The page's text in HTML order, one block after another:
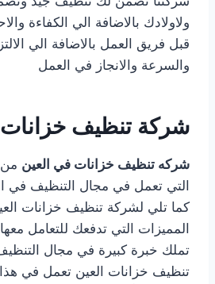
ولاولادك بالاضافة الي الكفاءة
قبل فريق العمل بالاضافة الي
والسرعة والانجاز في العمل
شركة تنظيف خزانات
شركه تنظيف خزانات في العين
التي تعمل في مجال التنظيف في
كما تلي لشركة تنظيف خزانات
المميزات التي تدفعك للتعامل
تملك خبرة كبيرة في مجال
تنظيف خزانات العين تعمل في